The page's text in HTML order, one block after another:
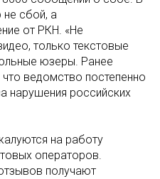
не сбой, а
от РКН. «Не
только текстовые
юзеры. Ранее
ведомство постепенно
нарушения российских
на работу
операторов.
получают